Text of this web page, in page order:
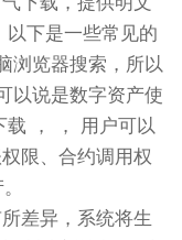
以下是一些常见的
浏览器搜索，所以
以说是数字资产使
载 ， ， 用户可以
限、合约调用权
差异，系统将生